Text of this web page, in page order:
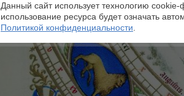
Данный сайт использует технологию
использование ресурса будет означать
Политикой конфиденциальности